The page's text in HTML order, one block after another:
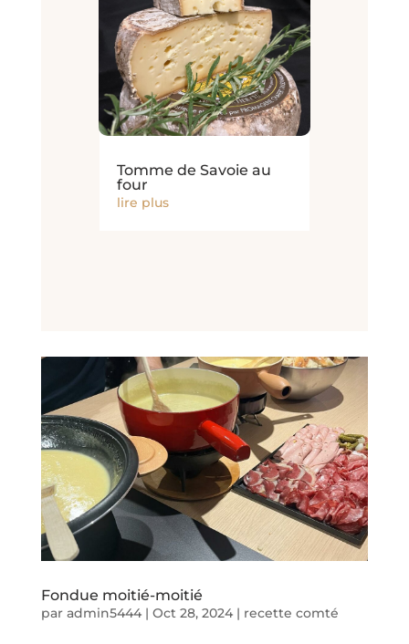
Tomme de Savoie au
four
lire plus
Fondue moitié-moitié
par admin5444| Oct 28, 2024| recette comté